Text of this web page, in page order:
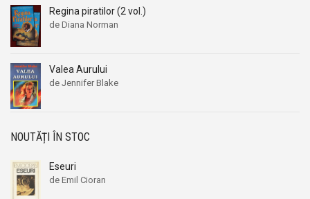
Aleksandr Beleaev
Alessandro Parronchi
Alexandr Soljenitin
Alexandra Jones
Alexandra Mosneaga
Alexandra Ripley
Alexandre Dumas fiul
Alexandre Koyre
Aleksandr Beleaev
Alessandro Parronchi
Alexandr Soljenitin
Alexandra Jones
Alexandra Mosneaga
Alexandra Ripley
Alexandre Dumas fiul
Alexandre Koyre
Regina piratilor (2 vol.)
de Diana Norman
Valea Aurului
de Jennifer Blake
NOUTĂȚI ÎN STOC
Eseuri
de Emil Cioran